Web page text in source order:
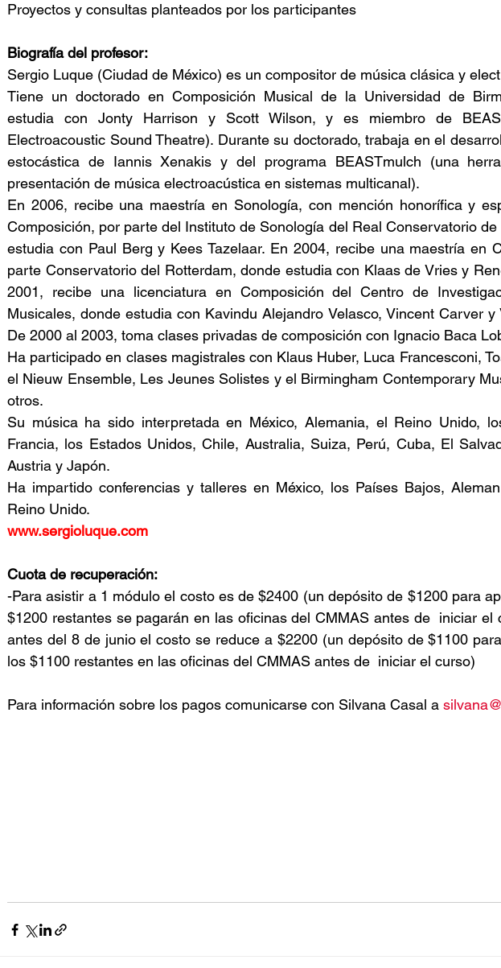
Proyectos y consultas planteados por los participantes
Biografía del profesor:
Sergio Luque (Ciudad de México) es un compositor de música clásica y
Tiene un doctorado en Composición Musical de la Universidad de
estudia con Jonty Harrison y Scott Wilson, y es miembro de
Electroacoustic Sound Theatre). Durante su doctorado, trabaja en el
estocástica de Iannis Xenakis y del programa BEASTmulch (una
presentación de música electroacústica en sistemas multicanal).
En 2006, recibe una maestría en Sonología, con mención honorífica y
Composición, por parte del Instituto de Sonología del Real Conservatorio
estudia con Paul Berg y Kees Tazelaar. En 2004, recibe una maestría en
parte Conservatorio del Rotterdam, donde estudia con Klaas de Vries y
2001, recibe una licenciatura en Composición del Centro de
Musicales, donde estudia con Kavindu Alejandro Velasco, Vincent Carver y
De 2000 al 2003, toma clases privadas de composición con Ignacio Baca
Ha participado en clases magistrales con Klaus Huber, Luca Francesconi,
el Nieuw Ensemble, Les Jeunes Solistes y el Birmingham Contemporary
otros.
Su música ha sido interpretada en México, Alemania, el Reino Unido,
Francia, los Estados Unidos, Chile, Australia, Suiza, Perú, Cuba, El
Austria y Japón.
Ha impartido conferencias y talleres en México, los Países Bajos,
Reino Unido.
www.sergioluque.com
Cuota de recuperación:
-Para asistir a 1 módulo el costo es de $2400 (un depósito de $1200 para
$1200 restantes se pagarán en las oficinas del CMMAS antes de  iniciar el
antes del 8 de junio el costo se reduce a $2200 (un depósito de $1100
los $1100 restantes en las oficinas del CMMAS antes de  iniciar el curso)
Para información sobre los pagos comunicarse con Silvana Casal a